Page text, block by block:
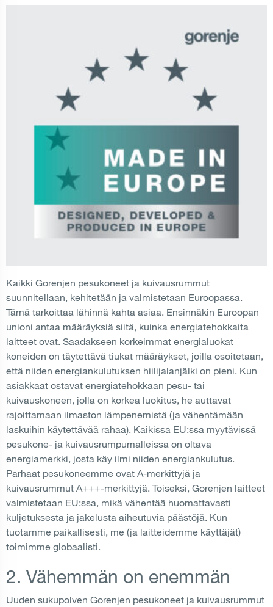
Kaikki Gorenjen pesukoneet ja kuivausrummut
suunnitellaan, kehitetään ja valmistetaan Euroopassa.
Tämä tarkoittaa lähinnä kahta asiaa. Ensinnäkin Euroopan
unioni antaa määräyksiä siitä, kuinka energiatehokkaita
laitteet ovat. Saadakseen korkeimmat energialuokat
koneiden on täytettävä tiukat määräykset, joilla osoitetaan,
että niiden energiankulutuksen hiilijalanjälki on pieni. Kun
asiakkaat ostavat energiatehokkaan pesu- tai
kuivauskoneen, jolla on korkea luokitus, he auttavat
rajoittamaan ilmaston lämpenemistä (ja vähentämään
laskuihin käytettävää rahaa). Kaikissa EU:ssa myytävissä
pesukone- ja kuivausrumpumalleissa on oltava
energiamerkki, josta käy ilmi niiden energiankulutus.
Parhaat pesukoneemme ovat A-merkittyjä ja
kuivausrummut A+++-merkittyjä. Toiseksi, Gorenjen laitteet
valmistetaan EU:ssa, mikä vähentää huomattavasti
kuljetuksesta ja jakelusta aiheutuvia päästöjä. Kun
tuotamme paikallisesti, me (ja laitteidemme käyttäjät)
toimimme globaalisti.
2. Vähemmän on enemmän
Uuden sukupolven Gorenjen pesukoneet ja kuivausrummut